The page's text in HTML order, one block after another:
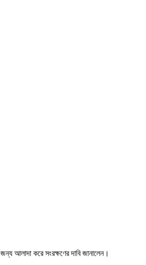
আলাদা করে সংরক্ষণের দাবি জানালেন।